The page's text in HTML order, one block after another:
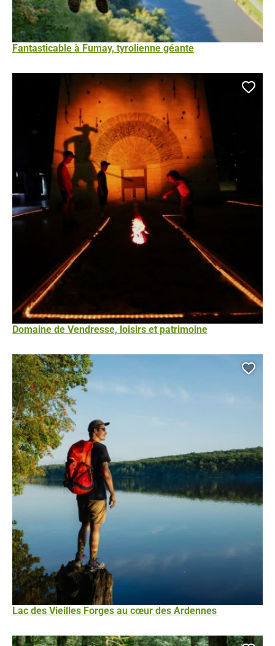
Fantasticable à Fumay, tyrolienne géante
Domaine de Vendresse, loisirs et patrimoine
Lac des Vieilles Forges au cœur des Ardennes